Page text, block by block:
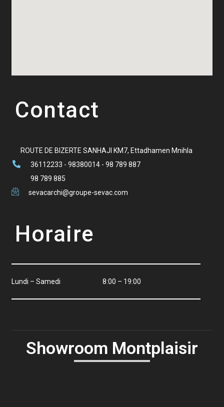
Contact
ROUTE DE BIZERTE SANHAJI KM7, Ettadhamen Mnihla
36112233 - 98380014 - 98 789 887
98 789 885
sevacarchi@groupe-sevac.com
Horaire
Lundi – Samedi 8:00 – 19:00
Showroom Montplaisir